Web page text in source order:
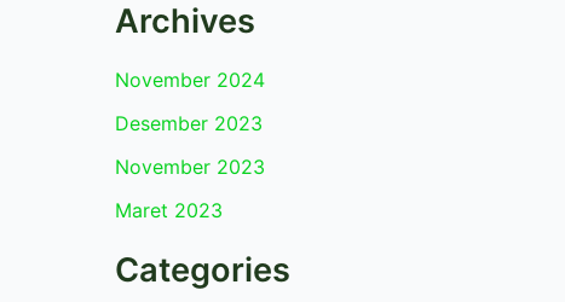
Archives
November 2024
Desember 2023
November 2023
Maret 2023
Categories